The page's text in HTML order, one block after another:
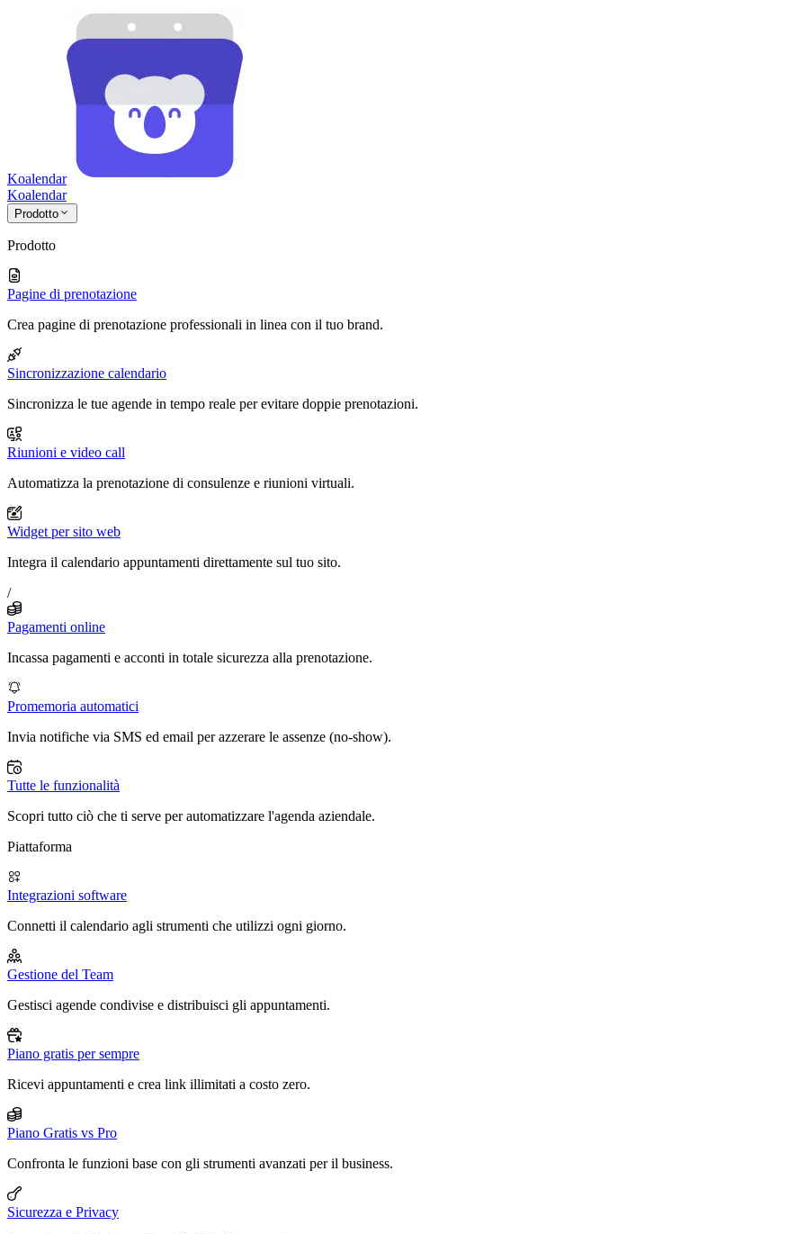
Koalendar
Koalendar
Prodotto
Prodotto
Pagine di prenotazione
Crea pagine di prenotazione professionali in linea con il tuo brand.
Sincronizzazione calendario
Sincronizza le tue agende in tempo reale per evitare doppie prenotazioni.
Riunioni e video call
Automatizza la prenotazione di consulenze e riunioni virtuali.
Widget per sito web
Integra il calendario appuntamenti direttamente sul tuo sito.
/
Pagamenti online
Incassa pagamenti e acconti in totale sicurezza alla prenotazione.
Promemoria automatici
Invia notifiche via SMS ed email per azzerare le assenze (no-show).
Tutte le funzionalità
Scopri tutto ciò che ti serve per automatizzare l'agenda aziendale.
Piattaforma
Integrazioni software
Connetti il calendario agli strumenti che utilizzi ogni giorno.
Gestione del Team
Gestisci agende condivise e distribuisci gli appuntamenti.
Piano gratis per sempre
Ricevi appuntamenti e crea link illimitati a costo zero.
Piano Gratis vs Pro
Confronta le funzioni base con gli strumenti avanzati per il business.
Sicurezza e Privacy